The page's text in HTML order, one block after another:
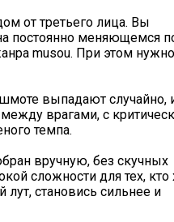
от третьего лица. Вы
постоянно меняющемся
musou. При этом нужно
выпадают случайно,
врагами, с
темпа.
вручную, без скучных
сложности для тех, кто
становись сильнее и